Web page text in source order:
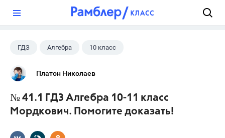
ГДЗ Алгебра 10 класс
11 класс
Платон Николаев
№ 41.1 ГДЗ Алгебра 10-11 класс
Мордкович. Помогите доказать!